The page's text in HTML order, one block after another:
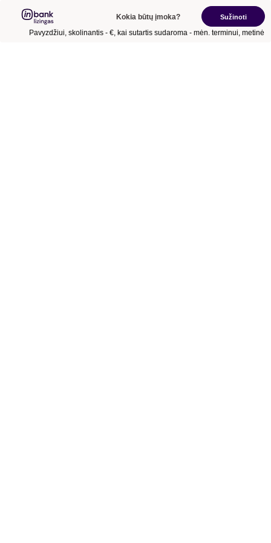
Sužinoti
Kokia būtų įmoka?
Pavyzdžiui, skolinantis- €, kai sutartis sudaroma- mėn.terminui, metinė